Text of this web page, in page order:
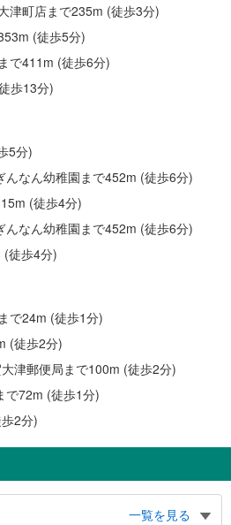
津町店まで235m (徒歩3分)
(徒歩5分)
で411m (徒歩6分)
歩13分)
5分)
んなん幼稚園まで452m (徒歩6分)
(徒歩4分)
んなん幼稚園まで452m (徒歩6分)
(徒歩4分)
で24m (徒歩1分)
(徒歩2分)
津郵便局まで100m (徒歩2分)
で72m (徒歩1分)
2分)
一覧を見る